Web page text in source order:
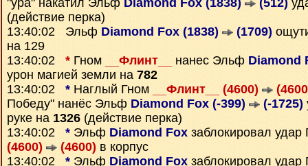
"ура" накатил Эльф Diamond Fox (1838) (512)
(действие перка)
13:40:02 Эльф Diamond Fox (1838) (1709)
на 129
13:40:02 * Гном __Флинт__ нанес Эльф Diamond
урон магией земли на 782
13:40:02 * Наглый Гном __Флинт__ (4600)
Победу" нанёс Эльф Diamond Fox (-399) (-1725)
руке на 1326 (действие перка)
13:40:02 * Эльф Diamond Fox заблокировал
(4600)
(4600) в корпус
13:40:02 * Эльф Diamond Fox заблокировал